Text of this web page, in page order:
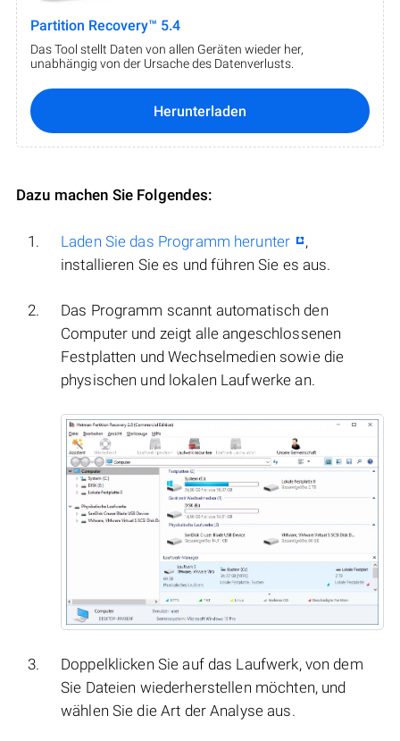
Partition Recovery™ 5.4
Das Tool stellt Daten von allen Geräten wieder her,
unabhängig von der Ursache des Datenverlusts.
Herunterladen
Dazu machen Sie Folgendes:
Laden Sie das Programm herunter
,
installieren Sie es und führen Sie es aus.
Das Programm scannt automatisch den
Computer und zeigt alle angeschlossenen
Festplatten und Wechselmedien sowie die
physischen und lokalen Laufwerke an.
Doppelklicken Sie auf das Laufwerk, von dem
Sie Dateien wiederherstellen möchten, und
wählen Sie die Art der Analyse aus.